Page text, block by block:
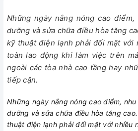
Những ngày nắng nóng cao
dưỡng và sửa chữa điều hòa tăng
kỹ thuật điện lạnh phải đối mặt với
toàn lao động khi làm việc trên
ngoài các tòa nhà cao tầng hay
tiếp cận.
Những ngày nắng nóng cao điểm,
dưỡng và sửa chữa điều hòa tăng
thuật điện lạnh phải đối mặt với nhiều